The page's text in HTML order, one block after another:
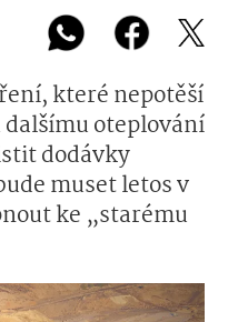
které nepotěší
dalšímu oteplování
dodávky
muset letos v
ke „starému